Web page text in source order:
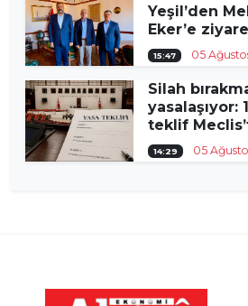
Yeşil’den
Eker’e
15:47 05
Silah
yasalaşıyor:
teklif
14:29 05